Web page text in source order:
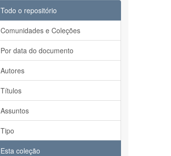
Todo o repositório
Comunidades e Coleções
Por data do documento
Autores
Títulos
Assuntos
Tipo
Esta coleção